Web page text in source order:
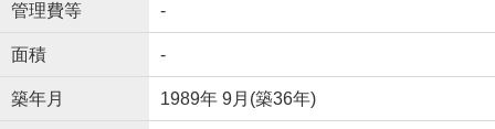
管理費等 -
面積 -
築年月 1989年 9月(築36年)